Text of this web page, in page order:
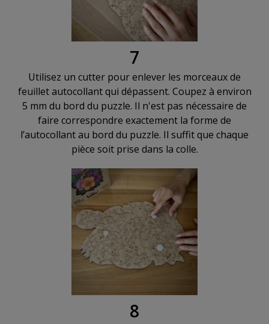
7
Utilisez un cutter pour enlever les morceaux de
feuillet autocollant qui dépassent. Coupez à environ
5 mm du bord du puzzle. Il n'est pas nécessaire de
faire correspondre exactement la forme de
l’autocollant au bord du puzzle. Il suffit que chaque
pièce soit prise dans la colle.
8